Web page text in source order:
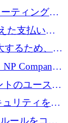
箱を立ち上
ティングの
1,500 万ユ
た支払いを
保
するため、25
のシリーズD
Company
するために
トのユースケ
ルを調達
リティをも
ールをコー